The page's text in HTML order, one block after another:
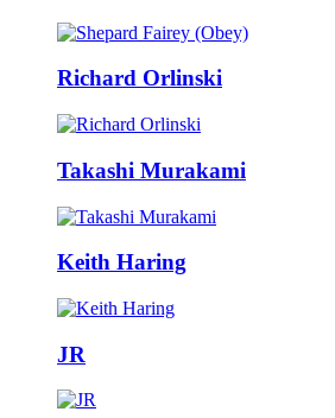
Richard Orlinski
Takashi Murakami
Keith Haring
JR